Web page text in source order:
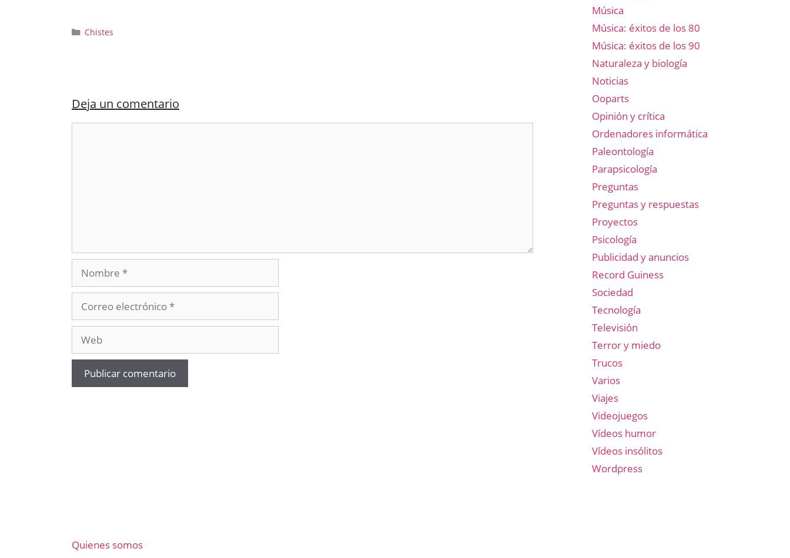
Categorías
Chistes
Deja un comentario
Nombre
electrónico
Música
Música: éxitos de los 80
Música: éxitos de los 90
Naturaleza y biología
Noticias
Ooparts
Opinión y crítica
Ordenadores informática
Paleontología
Parapsicología
Preguntas
Preguntas y respuestas
Proyectos
Psicología
Publicidad y anuncios
Record Guiness
Sociedad
Tecnología
Televisión
Terror y miedo
Trucos
Varios
Viajes
Videojuegos
Vídeos humor
Vídeos insólitos
Wordpress
Quienes somos